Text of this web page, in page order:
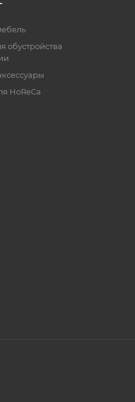
обустройства
HoReCa